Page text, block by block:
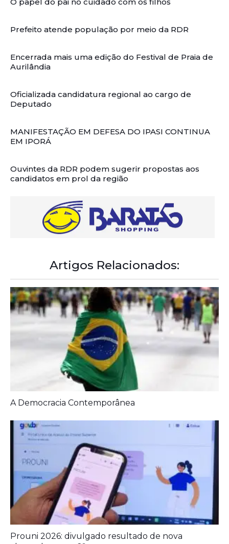
Prefeito atende população por meio da RDR
Encerrada mais uma edição do Festival de Praia de
Aurilândia
Oficializada candidatura regional ao cargo de
Deputado
MANIFESTAÇÃO EM DEFESA DO IPASI CONTINUA
EM IPORÁ
Ouvintes da RDR podem sugerir propostas aos
candidatos em prol da região
Artigos Relacionados:
A Democracia Contemporânea